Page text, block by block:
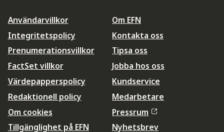
Användarvillkor
Integritetspolicy
Prenumerationsvillkor
FactSet villkor
Värdepapperspolicy
Redaktionell policy
Om cookies
Tillgänglighet på EFN
Om EFN
Kontakta oss
Tipsa oss
Jobba hos oss
Kundservice
Medarbetare
Pressrum
Nyhetsbrev